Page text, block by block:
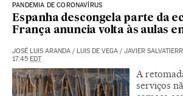
PANDEMIA DE CORONAVÍRUS
Espanha descongela parte da
França anuncia volta às aulas
JOSÉ LUIS ARANDA / LUIS DE VEGA / JAVIER
17:45 EDT
A
serviços